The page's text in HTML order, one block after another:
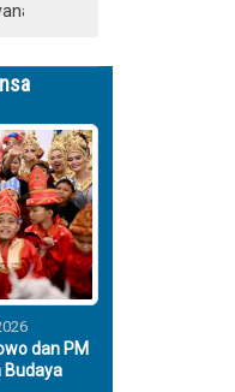
Tanpa
dan PM
Budaya